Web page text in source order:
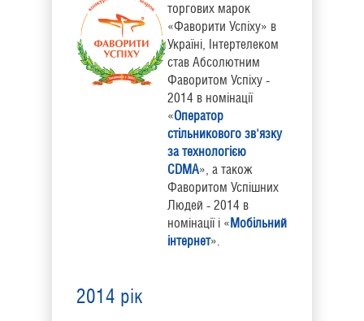
торгових марок
«Фаворити Успіху» в
Україні, Інтертелеком
став Абсолютним
Фаворитом Успіху -
2014 в номінації
«Оператор
стільникового зв'язку
за технологією
CDMA», а також
Фаворитом Успішних
Людей - 2014 в
номінації і «Мобільний
інтернет».
2014 рік